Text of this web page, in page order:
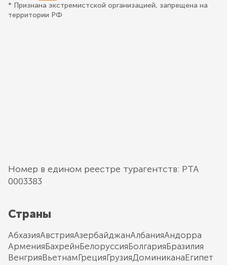
* Признана экстремистской организацией, запрещена на
территории РФ
Номер в едином реестре турагентств: РТА
0003383
Страны
АбхазияАвстрияАзербайджанАлбанияАндорра
АрменияБахрейнБелоруссияБолгарияБразилия
ВенгрияВьетнамГрецияГрузияДоминиканаЕгипет